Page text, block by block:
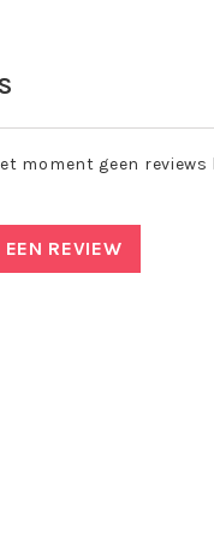
moment geen
EEN REVIEW